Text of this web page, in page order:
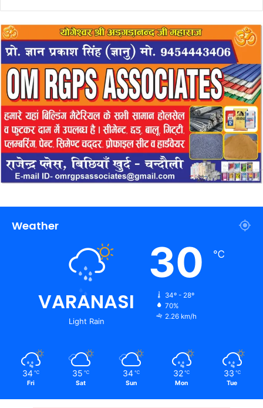
Weather
VARANASI
Light Rain
30 ℃
34º - 28º
70%
2.26 km/h
34 ℃
Fri
35 ℃
Sat
34 ℃
Sun
32 ℃
Mon
33 ℃
Tue